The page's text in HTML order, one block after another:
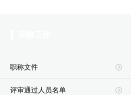
职称文件
评审通过人员名单